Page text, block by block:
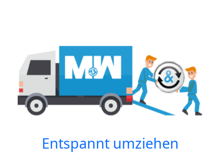
Entspannt umziehen